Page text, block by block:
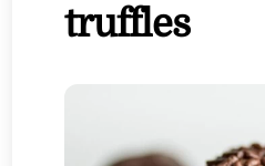
truffles